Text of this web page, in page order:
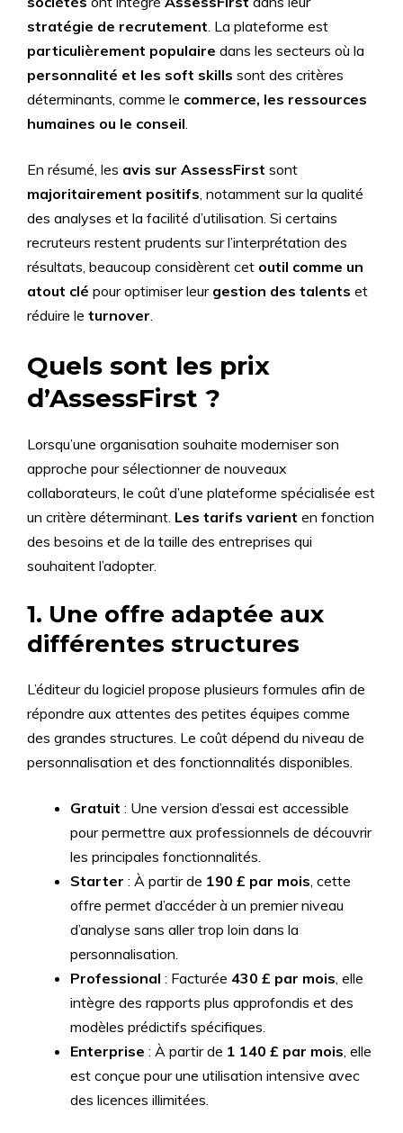
stratégie de recrutement. La plateforme est
particulièrement populaire dans les secteurs où la
personnalité et les soft skills sont des critères
déterminants, comme le commerce, les ressources
humaines ou le conseil.
En résumé, les avis sur AssessFirst sont
majoritairement positifs, notamment sur la qualité
des analyses et la facilité d’utilisation. Si certains
recruteurs restent prudents sur l’interprétation des
résultats, beaucoup considèrent cet outil comme un
atout clé pour optimiser leur gestion des talents et
réduire le turnover.
Quels sont les prix
d’AssessFirst ?
Lorsqu’une organisation souhaite moderniser son
approche pour sélectionner de nouveaux
collaborateurs, le coût d’une plateforme spécialisée est
un critère déterminant. Les tarifs varient en fonction
des besoins et de la taille des entreprises qui
souhaitent l’adopter.
1. Une offre adaptée aux
différentes structures
L’éditeur du logiciel propose plusieurs formules afin de
répondre aux attentes des petites équipes comme
des grandes structures. Le coût dépend du niveau de
personnalisation et des fonctionnalités disponibles.
Gratuit : Une version d’essai est accessible
pour permettre aux professionnels de découvrir
les principales fonctionnalités.
Starter : À partir de 190 £ par mois, cette
offre permet d’accéder à un premier niveau
d’analyse sans aller trop loin dans la
personnalisation.
Professional : Facturée 430 £ par mois, elle
intègre des rapports plus approfondis et des
modèles prédictifs spécifiques.
Enterprise : À partir de 1 140 £ par mois, elle
est conçue pour une utilisation intensive avec
des licences illimitées.